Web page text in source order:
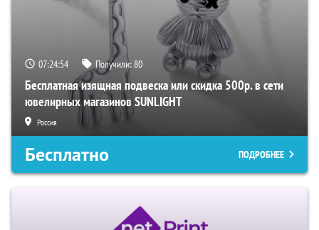
07:24:54 Получили:80
Бесплатная изящная подвеска или скидка 500р. в сети
ювелирных магазинов SUNLIGHT
Россия
Бесплатно ПОДРОБНЕЕ